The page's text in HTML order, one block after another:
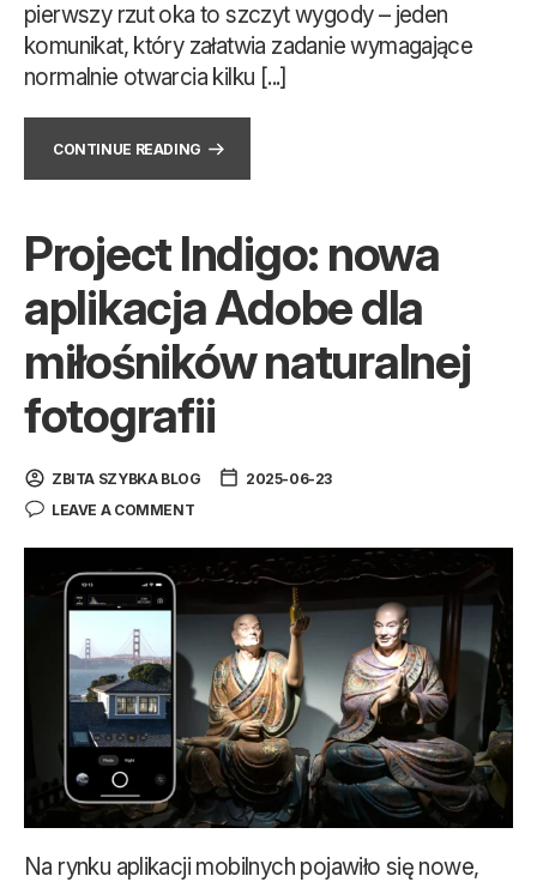
pierwszy rzut oka to szczyt wygody – jeden
komunikat, który załatwia zadanie wymagające
normalnie otwarcia kilku [...]
CONTINUE READING
Project Indigo: nowa
aplikacja Adobe dla
miłośników naturalnej
fotografii
ZBITA SZYBKA BLOG
2025-06-23
LEAVE A COMMENT
Na rynku aplikacji mobilnych pojawiło się nowe,